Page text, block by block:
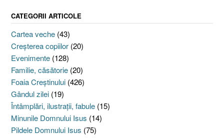
CATEGORII ARTICOLE
Cartea veche (43)
Creşterea copiilor (20)
Evenimente (128)
Familie, căsătorie (20)
Foaia Creştinului (426)
Gândul zilei (19)
Întâmplări, ilustraţii, fabule (15)
Minunile Domnului Isus (14)
Pildele Domnului Isus (75)